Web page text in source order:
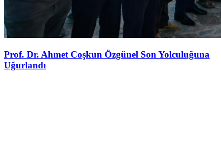
Prof. Dr. Ahmet Coşkun Özgünel Son Yolculuğuna
Uğurlandı